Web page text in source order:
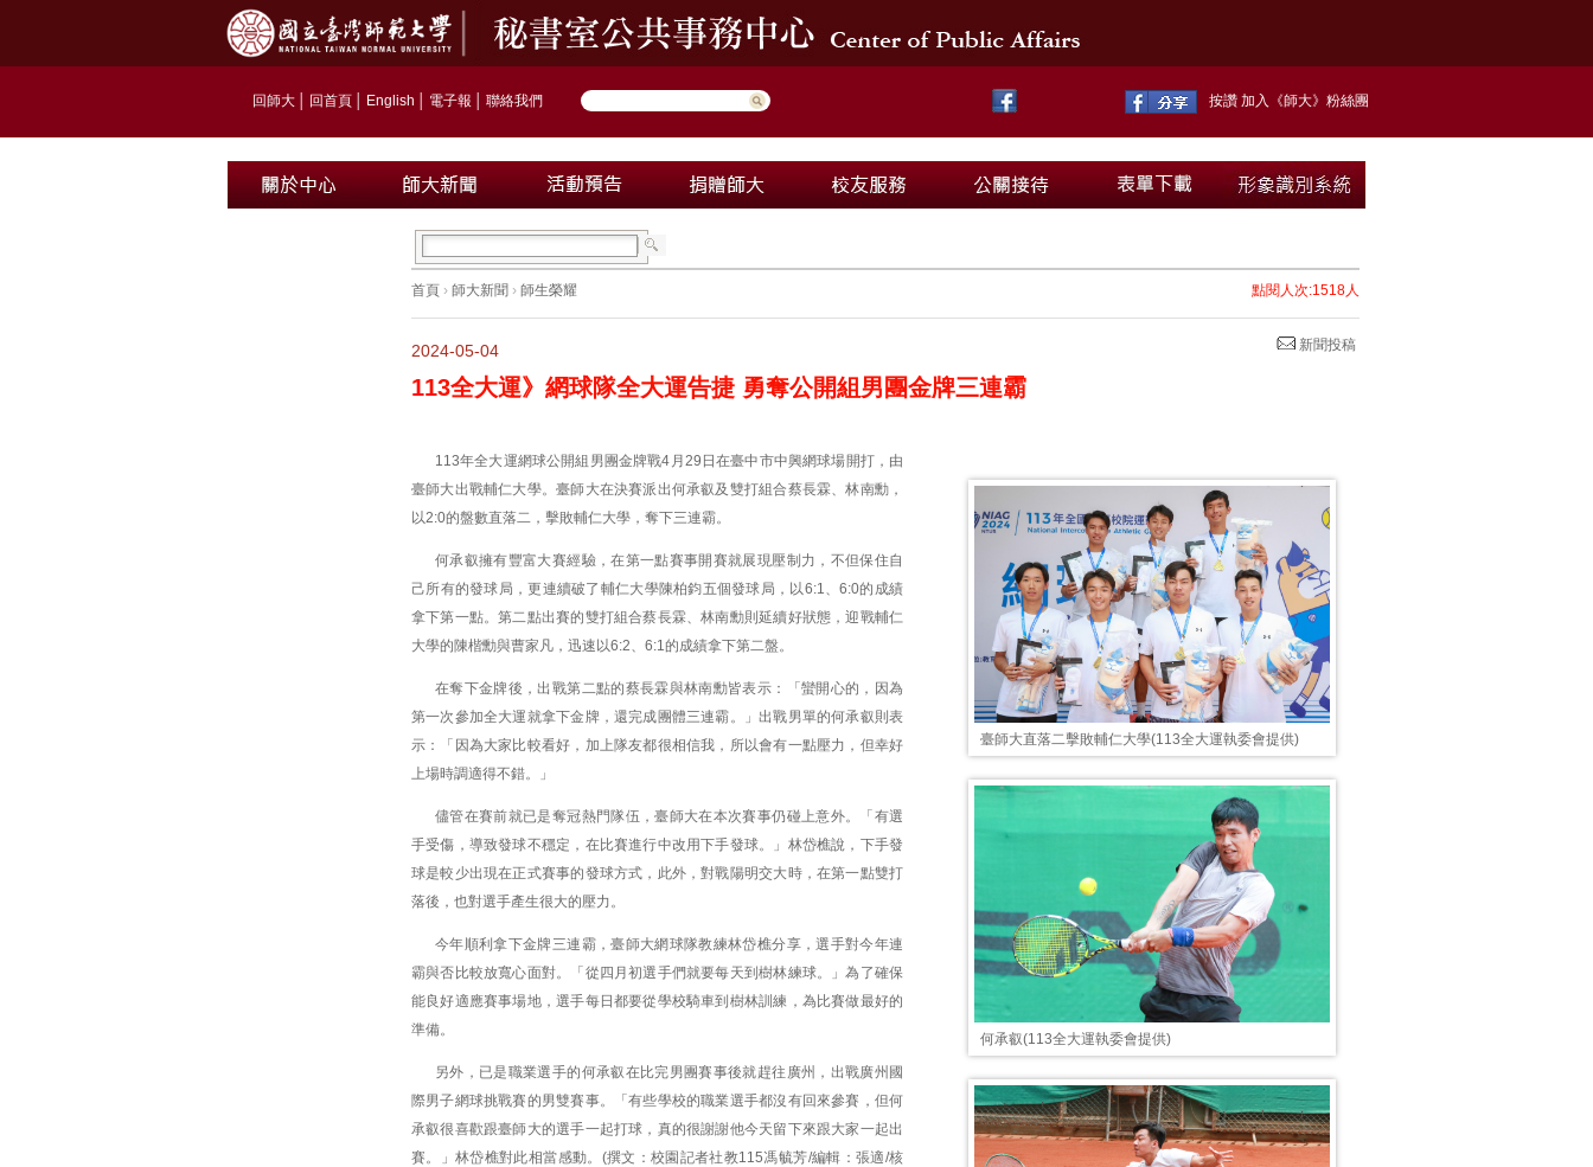
回師大 回首頁 English 電子報 聯絡我們 按讚 加入《師大》粉絲團
首頁 › 師大新聞 › 師生榮耀 點閱人次:1518人
新聞投稿
2024-05-04
113全大運》網球隊全大運告捷 勇奪公開組男團金牌三連霸
臺師大直落二擊敗輔仁大學(113全大運執委會提供)
何承叡(113全大運執委會提供)
113年全大運網球公開組男團金牌戰4月29日在臺中市中興網球場開打，由
臺師大出戰輔仁大學。臺師大在決賽派出何承叡及雙打組合蔡長霖、林南勳，
以2:0的盤數直落二，擊敗輔仁大學，奪下三連霸。
何承叡擁有豐富大賽經驗，在第一點賽事開賽就展現壓制力，不但保住自
己所有的發球局，更連續破了輔仁大學陳柏鈞五個發球局，以6:1、6:0的成績
拿下第一點。第二點出賽的雙打組合蔡長霖、林南勳則延續好狀態，迎戰輔仁
大學的陳楷勳與曹家凡，迅速以6:2、6:1的成績拿下第二盤。
在奪下金牌後，出戰第二點的蔡長霖與林南勳皆表示：「蠻開心的，因為
第一次參加全大運就拿下金牌，還完成團體三連霸。」出戰男單的何承叡則表
示：「因為大家比較看好，加上隊友都很相信我，所以會有一點壓力，但幸好
上場時調適得不錯。」
儘管在賽前就已是奪冠熱門隊伍，臺師大在本次賽事仍碰上意外。「有選
手受傷，導致發球不穩定，在比賽進行中改用下手發球。」林岱樵說，下手發
球是較少出現在正式賽事的發球方式，此外，對戰陽明交大時，在第一點雙打
落後，也對選手產生很大的壓力。
今年順利拿下金牌三連霸，臺師大網球隊教練林岱樵分享，選手對今年連
霸與否比較放寬心面對。「從四月初選手們就要每天到樹林練球。」為了確保
能良好適應賽事場地，選手每日都要從學校騎車到樹林訓練，為比賽做最好的
準備。
另外，已是職業選手的何承叡在比完男團賽事後就趕往廣州，出戰廣州國
際男子網球挑戰賽的男雙賽事。「有些學校的職業選手都沒有回來參賽，但何
承叡很喜歡跟臺師大的選手一起打球，真的很謝謝他今天留下來跟大家一起出
賽。」林岱樵對此相當感動。(撰文：校園記者社教115馮毓芳/編輯：張適/核